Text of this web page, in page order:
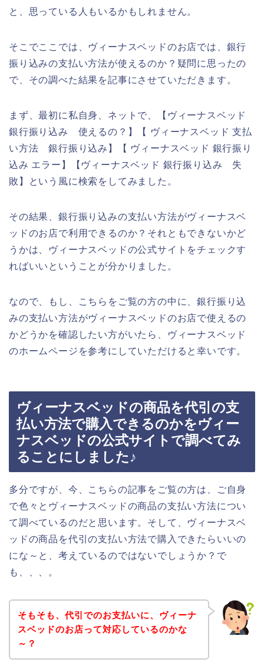
と、思っている人もいるかもしれません。
そこでここでは、ヴィーナスベッドのお店では、銀行
振り込みの支払い方法が使えるのか？疑問に思ったの
で、その調べた結果を記事にさせていただきます。
まず、最初に私自身、ネットで、【ヴィーナスベッド
銀行振り込み 使えるの？】【 ヴィーナスベッド 支払
い方法 銀行振り込み】【 ヴィーナスベッド 銀行振り
込み エラー】【ヴィーナスベッド 銀行振り込み 失
敗】という風に検索をしてみました。
その結果、銀行振り込みの支払い方法がヴィーナスベ
ッドのお店で利用できるのか？それともできないかど
うかは、ヴィーナスベッドの公式サイトをチェックす
ればいいということが分かりました。
なので、もし、こちらをご覧の方の中に、銀行振り込
みの支払い方法がヴィーナスベッドのお店で使えるの
かどうかを確認したい方がいたら、ヴィーナスベッド
のホームページを参考にしていただけると幸いです。
ヴィーナスベッドの商品を代引の支
払い方法で購入できるのかをヴィー
ナスベッドの公式サイトで調べてみ
ることにしました♪
多分ですが、今、こちらの記事をご覧の方は、ご自身
で色々とヴィーナスベッドの商品の支払い方法につい
て調べているのだと思います。そして、ヴィーナスベ
ッドの商品を代引の支払い方法で購入できたらいいの
にな～と、考えているのではないでしょうか？で
も、、、。
そもそも、代引でのお支払いに、ヴィーナ
スベッドのお店って対応しているのかな
～？